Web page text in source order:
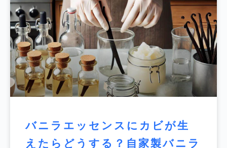
バニラエッセンスにカビが生
えたらどうする？自家製バニラ